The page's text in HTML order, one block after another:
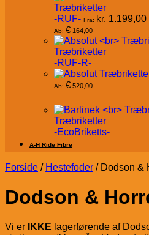
Træbriketter
-RUF- Fra: kr. 1.199,00
Ab: € 164,00
Træbriketter
-RUF-R-
Ab: € 520,00
Træbriketter
-EcoBriketts-
A-H Ride Fibre
Forside / Hestefoder /Dodson &
Dodson &
Vi er IKKE lagerførende af